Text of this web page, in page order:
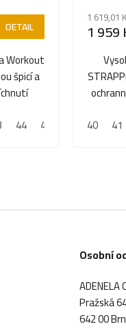
DETAIL
Workout
špicí a
44 45 47 48
1 619,01
1 959
40 41
Osobní
ADENELA
Pražská
642 00